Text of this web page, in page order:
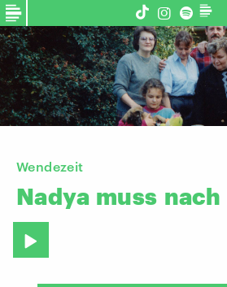
Wendezeit
Nadya muss nach